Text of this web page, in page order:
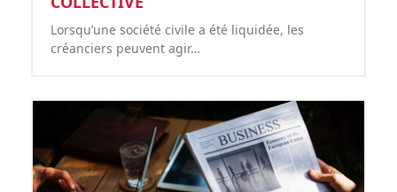
Lorsqu’une société civile a été liquidée, les
créanciers peuvent agir…